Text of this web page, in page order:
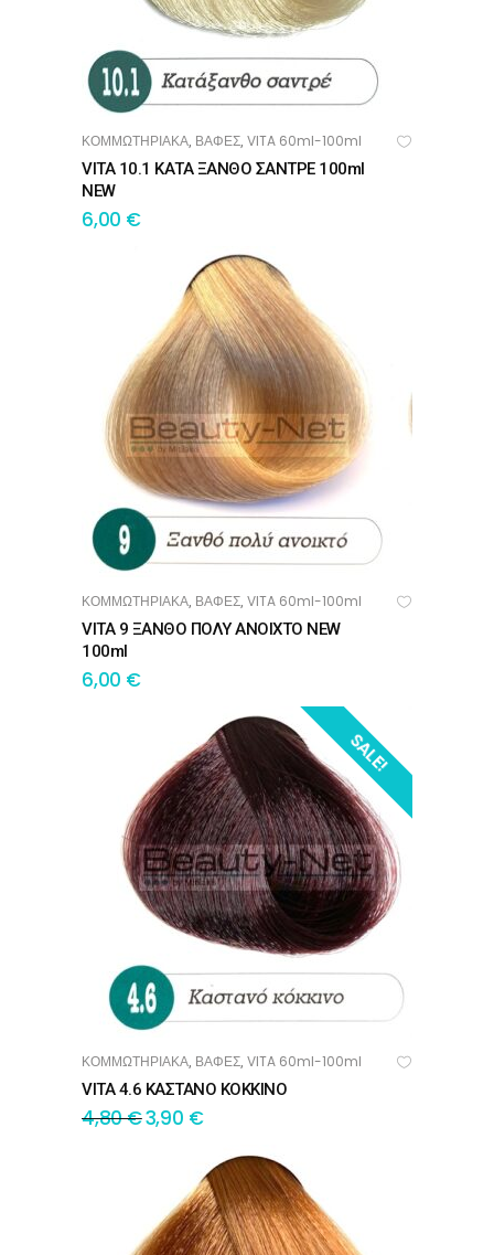
ΠΡΟΣΘΉΚΗ ΣΤΟ ΚΑΛΆΘΙ
ΚΟΜΜΩΤΗΡΙΑΚΑ, ΒΑΦΕΣ, VITA 60ml-100ml
VITA 10.1 ΚΑΤΑ ΞΑΝΘΟ ΣΑΝΤΡΕ 100ml
NEW
6,00 €
ΠΡΟΣΘΉΚΗ ΣΤΟ ΚΑΛΆΘΙ
ΚΟΜΜΩΤΗΡΙΑΚΑ, ΒΑΦΕΣ, VITA 60ml-100ml
VITA 9 ΞΑΝΘΟ ΠΟΛΥ ΑΝΟΙΧΤΟ NEW
100ml
6,00 €
SALE!
ΠΡΟΣΘΉΚΗ ΣΤΟ ΚΑΛΆΘΙ
ΚΟΜΜΩΤΗΡΙΑΚΑ, ΒΑΦΕΣ, VITA 60ml-100ml
VITA 4.6 ΚΑΣΤΑΝΟ ΚΟΚΚΙΝΟ
4,80€3,90 €